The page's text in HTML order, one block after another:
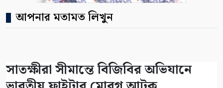
আপনার মতামত লিখুন
সাতক্ষীরা সীমান্তে বিজিবির অভিযানে